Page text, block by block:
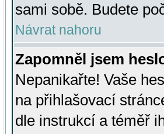
sami sobě. Budete
Návrat nahoru
Zapomněl jsem
Nepanikařte! Vaše
na přihlašovací
dle instrukcí a téměř